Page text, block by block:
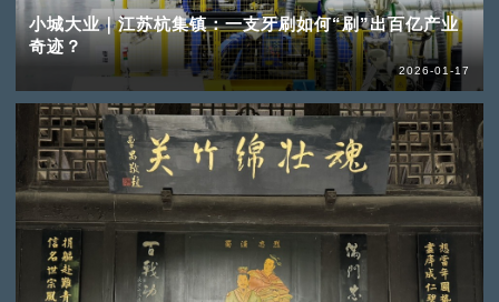
小城大业｜江苏杭集镇：一支牙刷如何“刷”出百亿产业
奇迹？
2026-01-17